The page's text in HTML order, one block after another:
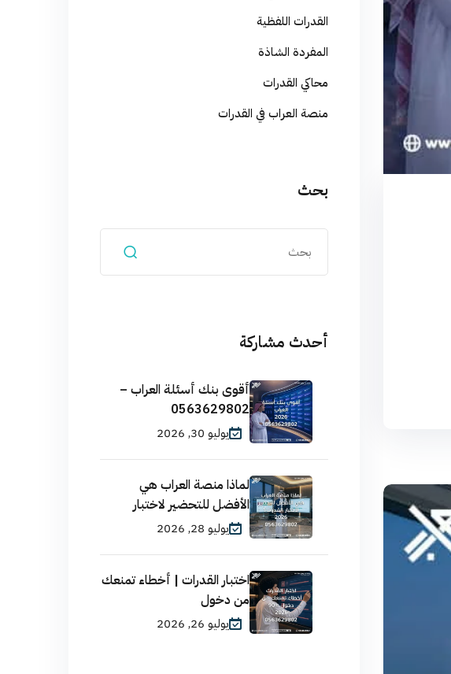
القدرات اللفظية
المفردة الشاذة
محاكي القدرات
منصة العراب في القدرات
بحث
أحدث مشاركة
أقوى بنك أسئلة العراب –
0563629802
يوليو 30, 2026
لماذا منصة العراب هي
الأفضل للتحضير لاختبار
يوليو 28, 2026
اختبار القدرات | أخطاء تمنعك
من دخول
يوليو 26, 2026